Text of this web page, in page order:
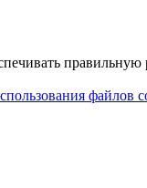
правильную
файлов